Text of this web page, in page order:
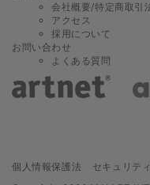
会社概要/特定商取引
アクセス
採用について
お問い合わせ
よくある質問
個人情報保護法 セキュリテ